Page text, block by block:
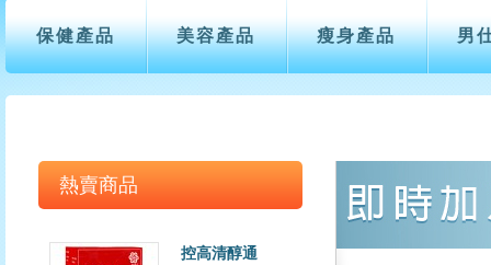
保健產品 美容產品 瘦身產品 男
熱賣商品
控高清醇通